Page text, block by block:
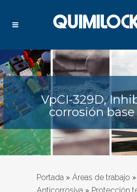
VpCI-329D,
corrosión
Portada » Áreas de trabajo »
Anticorrosiva » Protección